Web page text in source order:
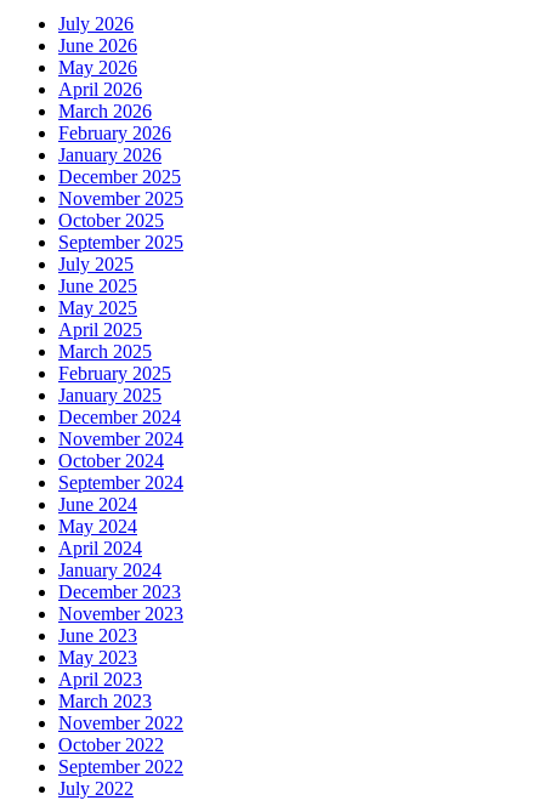
July 2026
June 2026
May 2026
April 2026
March 2026
February 2026
January 2026
December 2025
November 2025
October 2025
September 2025
July 2025
June 2025
May 2025
April 2025
March 2025
February 2025
January 2025
December 2024
November 2024
October 2024
September 2024
June 2024
May 2024
April 2024
January 2024
December 2023
November 2023
June 2023
May 2023
April 2023
March 2023
November 2022
October 2022
September 2022
July 2022